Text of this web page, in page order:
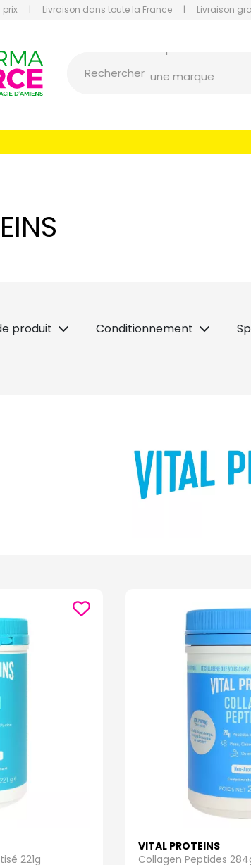
prix | Livraison dans toute la France | Livraison
Pharmaforce Grande Pharmacie
Rechercher une marque
un produit
une marque
produit Conditionnement
221g
VITAL PROTEINS
Collagen Peptides